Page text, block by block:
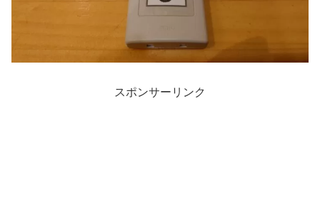
スポンサーリンク